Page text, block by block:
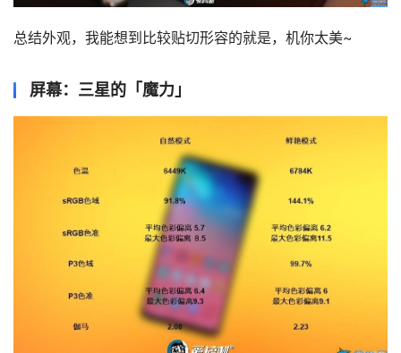
总结外观，我能想到比较贴切形容的就是，机你太美~
屏幕：三星的「魔力」